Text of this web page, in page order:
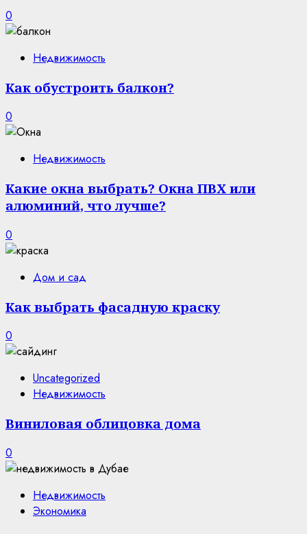
0
Недвижимость
Как обустроить балкон?
0
Недвижимость
Какие окна выбрать? Окна ПВХ или
алюминий, что лучше?
0
Дом и сад
Как выбрать фасадную краску
0
Uncategorized
Недвижимость
Виниловая облицовка дома
0
Недвижимость
Экономика